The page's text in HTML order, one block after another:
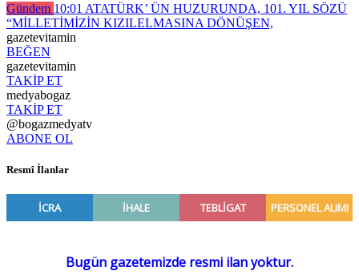
Gündem 10:01 ATATÜRK’ ÜN HUZURUNDA, 101. YIL SÖZÜ
“MİLLETİMİZİN KIZILELMASINA DÖNÜŞEN,
gazetevitamin
BEĞEN
gazetevitamin
TAKİP ET
medyabogaz
TAKİP ET
@bogazmedyatv
ABONE OL
Resmî İlanlar